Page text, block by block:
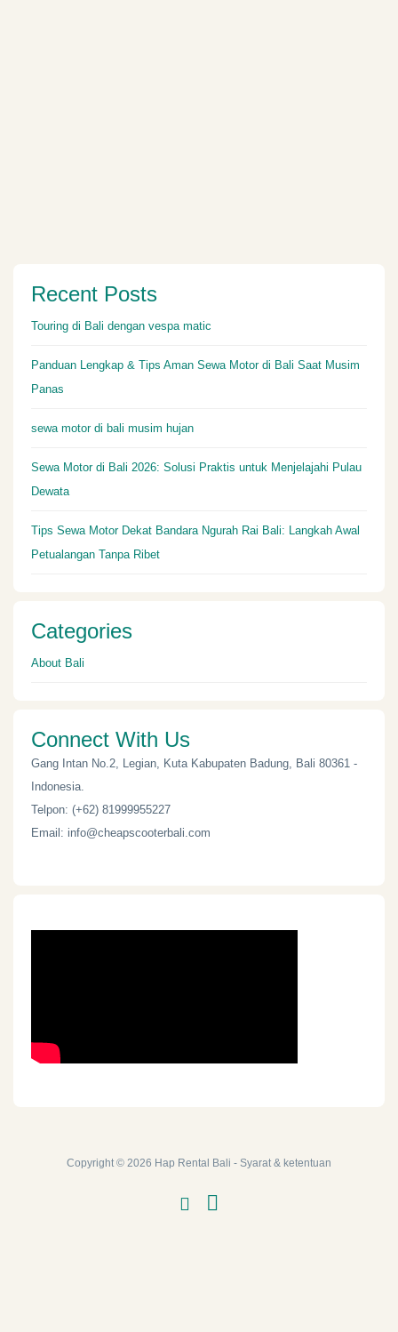
Recent Posts
Touring di Bali dengan vespa matic
Panduan Lengkap & Tips Aman Sewa Motor di Bali Saat Musim
Panas
sewa motor di bali musim hujan
Sewa Motor di Bali 2026: Solusi Praktis untuk Menjelajahi Pulau
Dewata
Tips Sewa Motor Dekat Bandara Ngurah Rai Bali: Langkah Awal
Petualangan Tanpa Ribet
Categories
About Bali
Connect With Us
Gang Intan No.2, Legian, Kuta Kabupaten Badung, Bali 80361 -
Indonesia.
Telpon: (+62) 81999955227
Email: info@cheapscooterbali.com
Copyright © 2026 Hap Rental Bali - Syarat & ketentuan